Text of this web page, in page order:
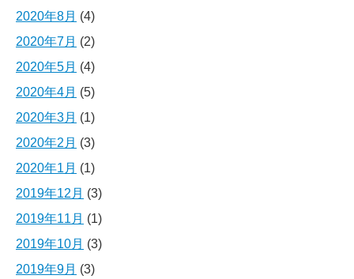
2020年8月 (4)
2020年7月 (2)
2020年5月 (4)
2020年4月 (5)
2020年3月 (1)
2020年2月 (3)
2020年1月 (1)
2019年12月 (3)
2019年11月 (1)
2019年10月 (3)
2019年9月 (3)